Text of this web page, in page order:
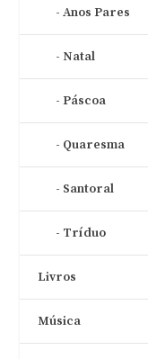
Anos Pares
Natal
Páscoa
Quaresma
Santoral
Tríduo
Livros
Música